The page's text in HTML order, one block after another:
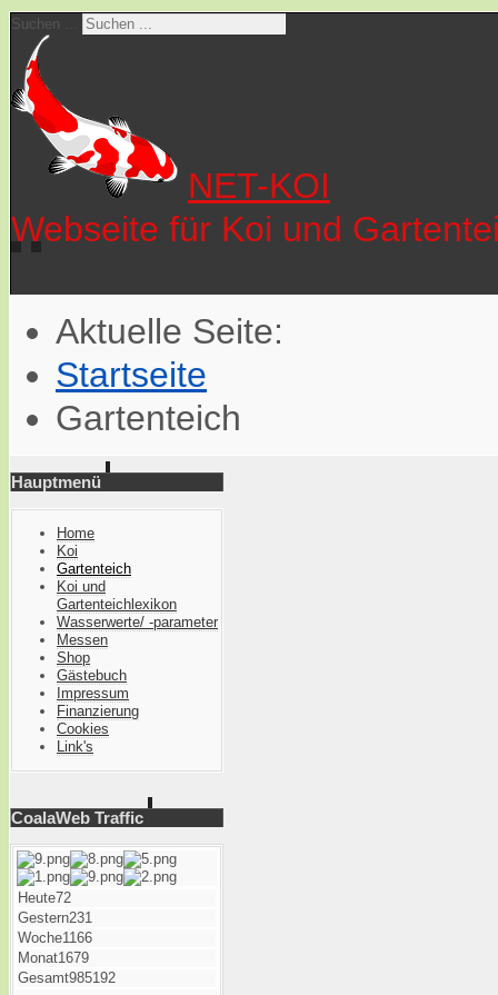
Suchen ...
NET-KOI
Webseite für Koi und
Aktuelle Seite:
Startseite
Gartenteich
Hauptmenü
Home
Koi
Gartenteich
Koi und
Gartenteichlexikon
Wasserwerte/ -parameter
Messen
Shop
Gästebuch
Impressum
Finanzierung
Cookies
Link's
CoalaWeb Traffic
Heute72
Gestern231
Woche1166
Monat1679
Gesamt985192